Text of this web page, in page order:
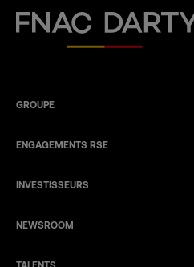
Fnac Darty
GROUPE
ENGAGEMENTS RSE
INVESTISSEURS
NEWSROOM
TALENTS